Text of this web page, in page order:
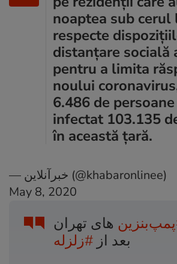
noaptea sub cerul
respecte
distanţare socială
pentru a limita
noului
6.486 de
infectat 103.135
în această ţară.
های تهران
بعد از #زلزله
— خبرآنلاين (@khabaronlinee)
May 8, 2020